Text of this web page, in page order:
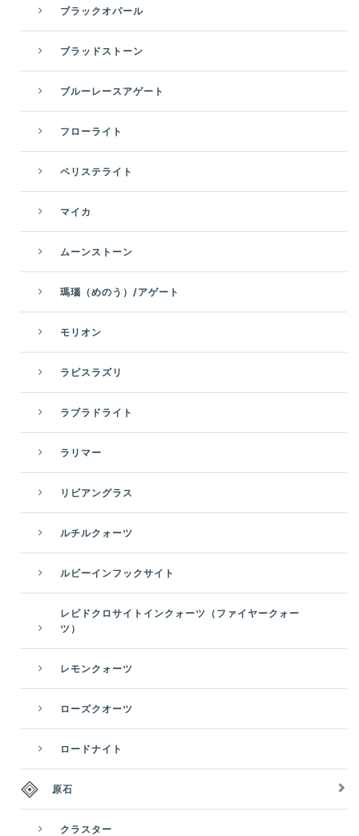
ブラックオパール
ブラッドストーン
ブルーレースアゲート
フローライト
ペリステライト
マイカ
ムーンストーン
瑪瑙（めのう）/アゲート
モリオン
ラピスラズリ
ラブラドライト
ラリマー
リビアングラス
ルチルクォーツ
ルビーインフックサイト
レピドクロサイトインクォーツ（ファイヤークォー
ツ）
レモンクォーツ
ローズクオーツ
ロードナイト
原石
クラスター